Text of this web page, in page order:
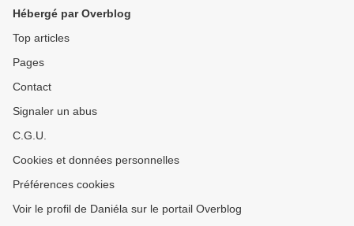
Hébergé par Overblog
Top articles
Pages
Contact
Signaler un abus
C.G.U.
Cookies et données personnelles
Préférences cookies
Voir le profil de Daniéla sur le portail Overblog